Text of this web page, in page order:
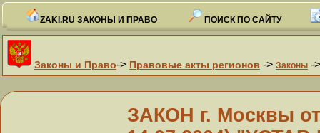
ZAKI.RU ЗАКОНЫ И ПРАВО ПОИСК ПО САЙТУ
Законы и Право-> Правовые акты регионов -> Законы -
ЗАКОН г. Москвы от